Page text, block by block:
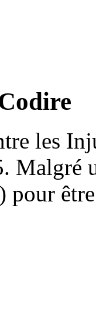
les
Malgré
pour